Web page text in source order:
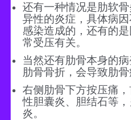
还有一种情况是肋软
异性的炎症，具体病
感染造成的，还有的
常受压有关。
当然还有肋骨本身的
肋骨骨折，会导致肋骨
右侧肋骨下方按压痛
性胆囊炎、胆结石等
炎。